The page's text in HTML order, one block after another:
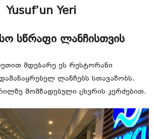
Yusuf’un Yeri
სწრაფი ლანჩისთვის
მდებარე ეს რესტორანი
ლანჩებს სთავაზობს.
მომზადებული ცხვრის კერძებით.